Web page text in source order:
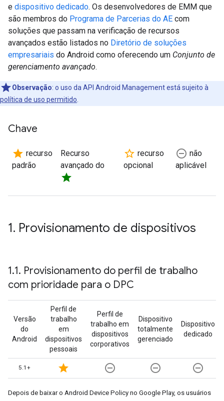
e dispositivo dedicado. Os desenvolvedores de EMM que
são membros do Programa de Parcerias do AE com
soluções que passam na verificação de recursos
avançados estão listados no Diretório de soluções
empresariais do Android como oferecendo um Conjunto de
gerenciamento avançado.
Observação: o uso da API Android Management está sujeito à
política de uso permitido
Chave
star recurso
padrão
Recurso
avançado do
star
star_border recurso
opcional
remove_circle_outline não
aplicável
1. Provisionamento de dispositivos
1.1. Provisionamento do perfil de trabalho
com prioridade para o DPC
Versão
do
Android
Perfil de
trabalho
em
dispositivos
pessoais
Perfil de
trabalho em
dispositivos
corporativos
Dispositivo
totalmente
gerenciado
Dispositivo
dedicado
5.1+ star remove_circle_outline remove_circle_outline remove_circle_outline
Depois de baixar o Android Device Policy no Google Play, os usuários